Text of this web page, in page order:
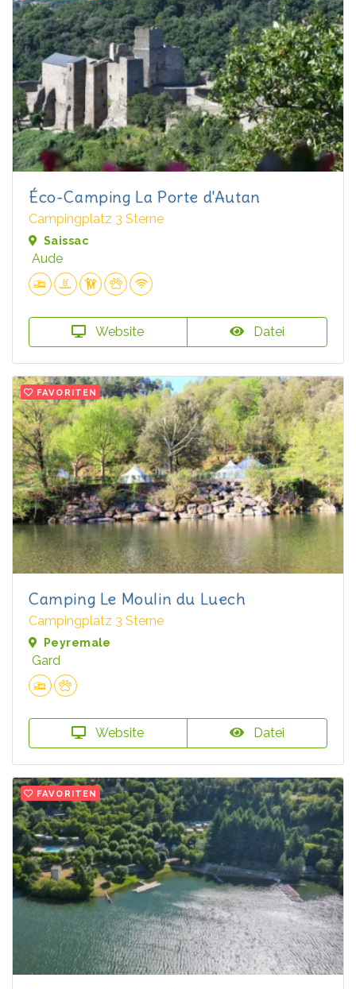
Éco-Camping La Porte d'Autan
Campingplatz 3 Sterne
Saissac
Aude
Website Datei
FAVORITEN
Camping Le Moulin du Luech
Campingplatz 3 Sterne
Peyremale
Gard
Website Datei
FAVORITEN